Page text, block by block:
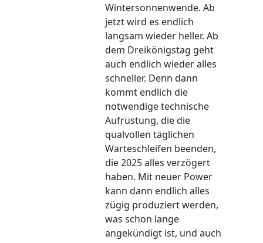
Wintersonnenwende. Ab
jetzt wird es endlich
langsam wieder heller. Ab
dem Dreikönigstag geht
auch endlich wieder alles
schneller. Denn dann
kommt endlich die
notwendige technische
Aufrüstung, die die
qualvollen täglichen
Warteschleifen beenden,
die 2025 alles verzögert
haben. Mit neuer Power
kann dann endlich alles
zügig produziert werden,
was schon lange
angekündigt ist, und auch